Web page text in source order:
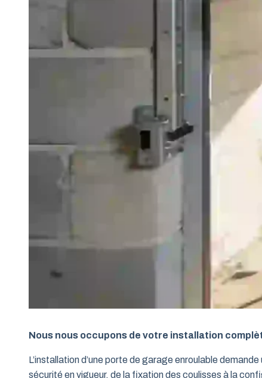
Nous nous occupons de votre installation
L’installation d’une porte de garage enroulable
sécurité en vigueur, de la fixation des coulisses à la